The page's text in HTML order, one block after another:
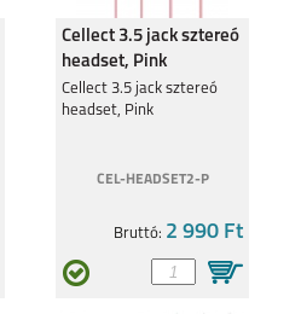
Cellect 3.5 jack sztereó
headset, Pink
Cellect 3.5 jack sztereó
headset, Pink
CEL-HEADSET2-P
Bruttó: 2 990 Ft